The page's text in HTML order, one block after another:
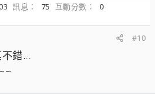
訊息 75 互動分數
0
#10
錯...